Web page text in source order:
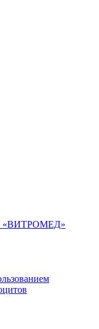
«ВИТРОМЕД»